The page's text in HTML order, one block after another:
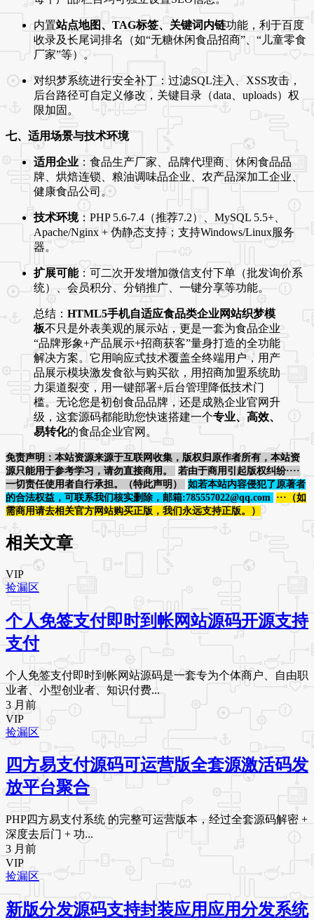
内置站点地图、TAG标签、关键词内链功能，利于百度
收录及长尾词排名（如“无糖休闲食品招商”、“儿童零食
厂家”等）。
对织梦系统进行安全补丁：过滤SQL注入、XSS攻击，
后台路径可自定义修改，关键目录（data、uploads）权
限加固。
七、适用场景与技术环境
适用企业 ：食品生产厂家、品牌代理商、休闲食品品
牌、烘焙连锁、粮油调味品企业、农产品深加工企业、
健康食品公司。
技术环境：PHP 5.6-7.4（推荐7.2）、MySQL 5.5+、
Apache/Nginx + 伪静态支持；支持Windows/Linux服务
器。
扩展可能：可二次开发增加微信支付下单（批发询价系
统）、会员积分、分销推广、一键分享等功能。
总结： HTML5手机自适应食品类企业网站织梦模
板不只是外表美观的展示站，更是一套为食品企业
“品牌形象+产品展示+招商获客”量身打造的全功能
解决方案。它用响应式技术覆盖全终端用户，用产
品展示模块激发食欲与购买欲，用招商加盟系统助
力渠道裂变，用一键部署+后台管理降低技术门
槛。无论您是初创食品品牌，还是成熟企业官网升
级，这套源码都能助您快速搭建一个专业、高效、
易转化的食品企业官网。
免责声明：本站资源来源于互联网收集，版权归原作者所有，本站资
源只能用于参考学习，请勿直接商用。
若由于商用引起版权纠纷····
一切责任使用者自行承担。（特此声明）
如若本站内容侵犯了原著者
的合法权益，可联系我们核实删除，邮箱:785557022@qq.com
···（如
需商用请去相关官方网站购买正版，我们永远支持正版。）
相关文章
VIP
捡漏区
个人免签支付即时到帐网站源码开源支持
支付
个人免签支付即时到帐网站源码是一套专为个体商户、自由职
业者、小型创业者、知识付费...
3 月前
VIP
捡漏区
四方易支付源码可运营版全套源激活码发
放平台聚合
PHP四方易支付系统 的完整可运营版本，经过全套源码解密 +
深度去后门 + 功...
3 月前
VIP
捡漏区
新版分发源码支持封装应用应用分发系统